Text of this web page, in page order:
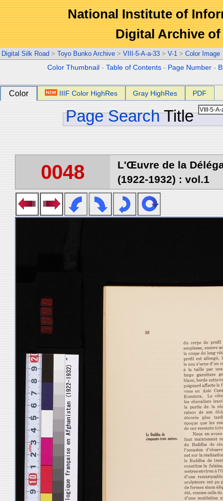
National Institute of
Digital Archive
Digital Silk Road > Toyo Bunko Archive > VIII-5-A-a-33 > V-1 > Color Image
Color Thumbnail -Table of Contents - Page Number -
Color IIIF Color HighRes Gray HighRes PDF
Page Search Title
0048
L'Œuvre de la
(1922-1932) : vol.1